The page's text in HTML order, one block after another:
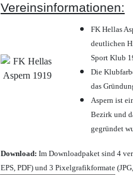
Vereinsinformationen:
FK Hellas
deutlichen
Sport Klub
Die
das
Aspern ist
Bezirk und
gegründet
Download: Im Downloadpaket sind 4
EPS, PDF) und 3 Pixelgrafikformate